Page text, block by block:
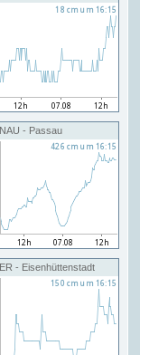
- Passau
- Eisenhüttenstadt